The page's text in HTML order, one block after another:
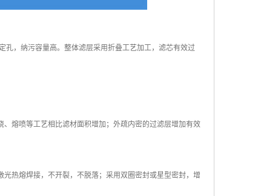
孔，纳污容量高。整体滤层采用折叠工艺加工，滤芯有效过
熔喷等工艺相比滤材面积增加；外疏内密的过滤层增加有效
热熔焊接，不开裂，不脱落；采用双圈密封或星型密封，增